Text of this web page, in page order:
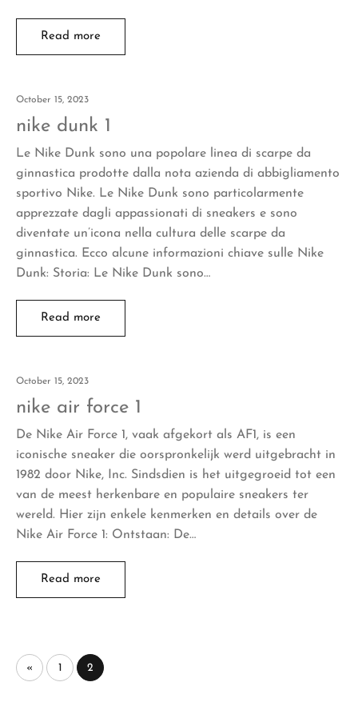
Read more
October 15, 2023
nike dunk 1
Le Nike Dunk sono una popolare linea di scarpe da
ginnastica prodotte dalla nota azienda di abbigliamento
sportivo Nike. Le Nike Dunk sono particolarmente
apprezzate dagli appassionati di sneakers e sono
diventate un’icona nella cultura delle scarpe da
ginnastica. Ecco alcune informazioni chiave sulle Nike
Dunk: Storia: Le Nike Dunk sono…
Read more
October 15, 2023
nike air force 1
De Nike Air Force 1, vaak afgekort als AF1, is een
iconische sneaker die oorspronkelijk werd uitgebracht in
1982 door Nike, Inc. Sindsdien is het uitgegroeid tot een
van de meest herkenbare en populaire sneakers ter
wereld. Hier zijn enkele kenmerken en details over de
Nike Air Force 1: Ontstaan: De…
Read more
« 1 2